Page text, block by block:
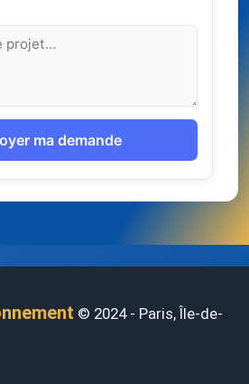
ma demande
© 2024 - Paris, Île-de-